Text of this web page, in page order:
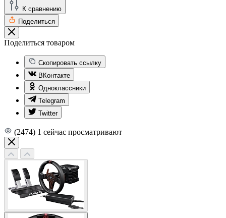
К сравнению
Поделиться
Поделиться товаром
Скопировать ссылку
ВКонтакте
Одноклассники
Telegram
Twitter
(2474) 1 сейчас просматривают